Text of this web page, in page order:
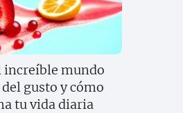
increíble mundo
gusto y cómo
tu vida diaria